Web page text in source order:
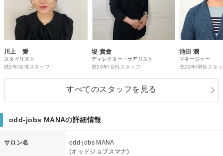
川上 愛
スタイリスト
歴2年/女性スタッフ
堤 貴會
ディレクター・ケアリスト
歴20年/女性スタッフ
池田 潤
マネージャー
歴20年/男性スタ
すべてのスタッフを見る
odd-jobs MANAの詳細情報
サロン名
odd-jobs MANA
(オッドジョブスマナ)